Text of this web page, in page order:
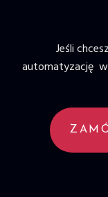
Jeśli
automatyzację w